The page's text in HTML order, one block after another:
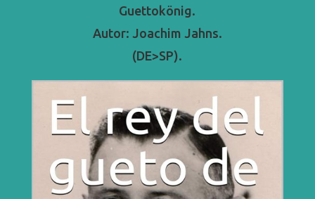
Guettokönig.
Autor: Joachim Jahns.
(DE>SP).